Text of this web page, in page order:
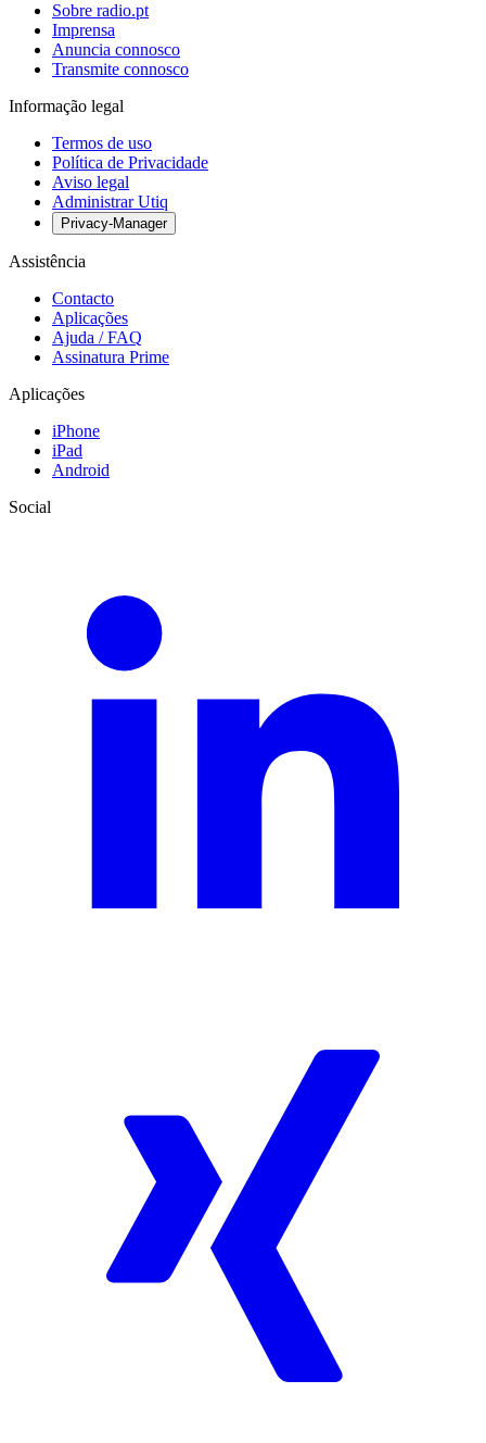
Sobre radio.pt
Imprensa
Anuncia connosco
Transmite connosco
Informação legal
Termos de uso
Política de Privacidade
Aviso legal
Administrar Utiq
Privacy-Manager
Assistência
Contacto
Aplicações
Ajuda / FAQ
Assinatura Prime
Aplicações
iPhone
iPad
Android
Social